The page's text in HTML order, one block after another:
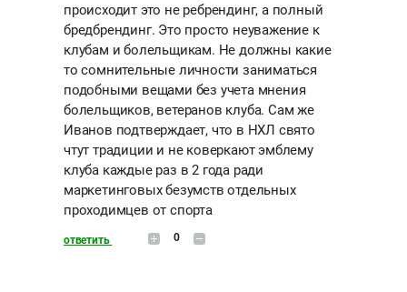
происходит это не ребрендинг, а полный
бредбрендинг. Это просто неуважение к
клубам и болельщикам. Не должны какие
то сомнительные личности заниматься
подобными вещами без учета мнения
болельщиков, ветеранов клуба. Сам же
Иванов подтверждает, что в НХЛ свято
чтут традиции и не коверкают эмблему
клуба каждые раз в 2 года ради
маркетинговых безумств отдельных
проходимцев от спорта
ответить 0